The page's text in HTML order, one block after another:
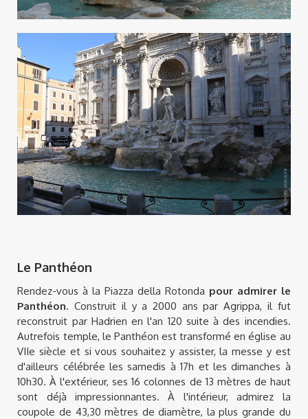
Le Panthéon
Rendez-vous à la Piazza della Rotonda pour admirer le
Panthéon. Construit il y a 2000 ans par Agrippa, il fut
reconstruit par Hadrien en l'an 120 suite à des incendies.
Autrefois temple, le Panthéon est transformé en église au
VIIe siècle et si vous souhaitez y assister, la messe y est
d'ailleurs célébrée les samedis à 17h et les dimanches à
10h30. À l'extérieur, ses 16 colonnes de 13 mètres de haut
sont déjà impressionnantes. À l'intérieur, admirez la
coupole de 43,30 mètres de diamètre, la plus grande du